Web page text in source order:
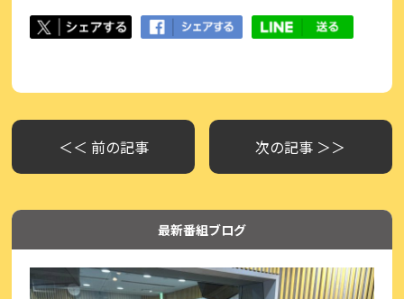
＜＜ 前の記事 次の記事 ＞＞
最新番組ブログ